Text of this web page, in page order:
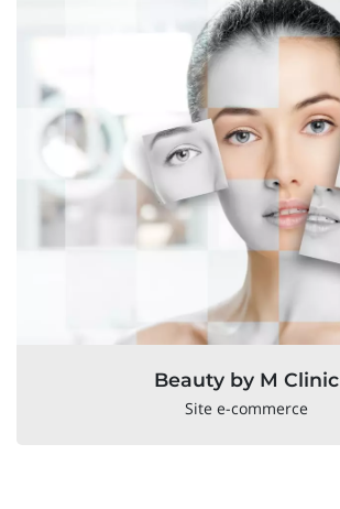
Beauty by M Clinic
Site e-commerce